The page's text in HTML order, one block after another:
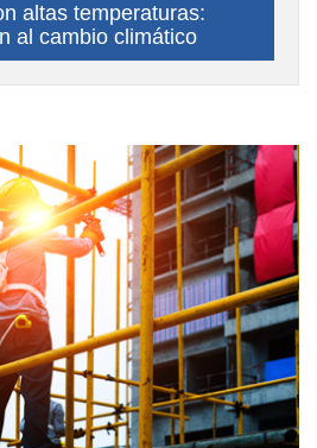
altas temperaturas:
al cambio climático